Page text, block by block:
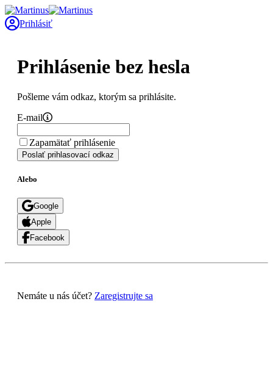
Prihlásiť
Prihlásenie bez hesla
Pošleme vám odkaz, ktorým sa prihlásite.
E-mail
Zapamätať prihlásenie
Poslať prihlasovací odkaz
Alebo
Google
Apple
Facebook
Nemáte u nás účet? Zaregistrujte sa